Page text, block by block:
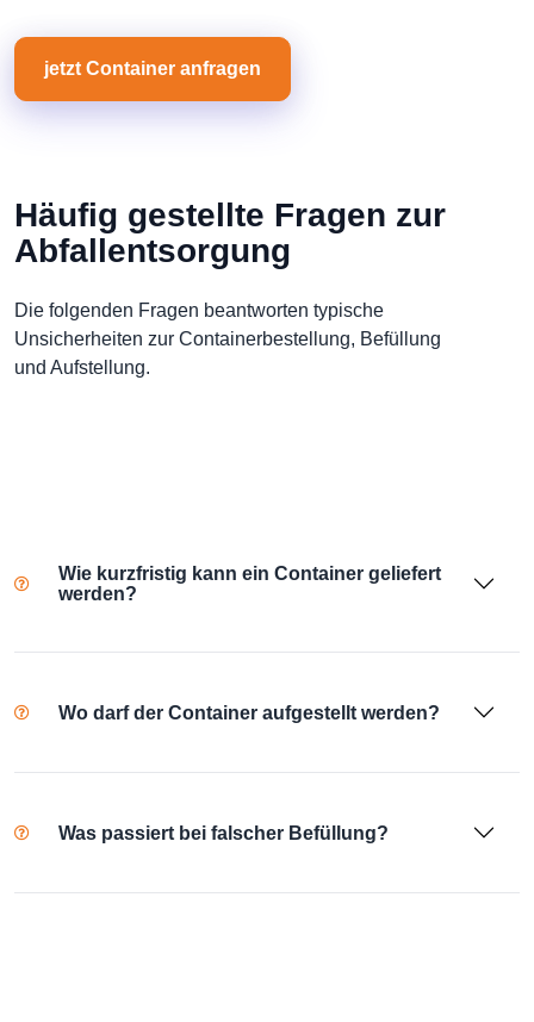
jetzt Container anfragen
Häufig gestellte Fragen zur
Abfallentsorgung
Die folgenden Fragen beantworten typische
Unsicherheiten zur Containerbestellung, Befüllung
und Aufstellung.
Wie kurzfristig kann ein Container geliefert
werden?
Wo darf der Container aufgestellt werden?
Was passiert bei falscher Befüllung?